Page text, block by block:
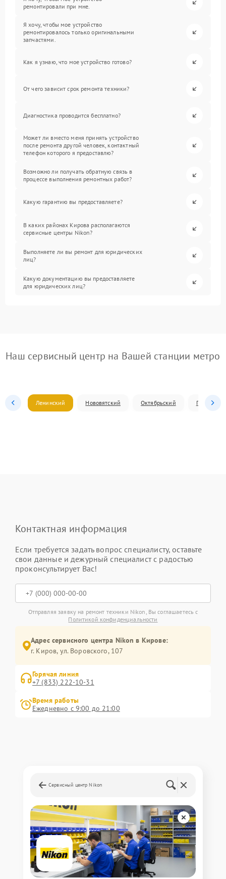
ремонтировали при мне.
Я хочу, чтобы мое устройство
ремонтировалось только оригинальными
запчастями.
Как я узнаю, что мое устройство готово?
От чего зависит срок ремонта техники?
Диагностика проводится бесплатно?
Может ли вместо меня принять устройство
после ремонта другой человек, контактный
телефон которого я предоставлю?
Возможно ли получать обратную связь в
процессе выполнения ремонтных работ?
Какую гарантию вы предоставляете?
В каких районах Кирова располагаются
сервисные центры Nikon?
Выполняете ли вы ремонт для юридических
лиц?
Какую документацию вы предоставляете
для юридических лиц?
Наш сервисный центр на Вашей станции метро
Ленинский Нововятский Октябрьский
Контактная информация
Если требуется задать вопрос специалисту, оставьте
свои данные и дежурный специалист с радостью
проконсультирует Вас!
Отправляя заявку на ремонт техники Nikon, Вы соглашаетесь с
Политикой конфиденциальности
Адрес сервисного центра Nikon в Кирове:
г. Киров, ул. Воровского, 107
Горячая линия
+7 (833) 222-10-31
Время работы
Ежедневно с 9:00 до 21:00
Сервисный центр Nikon